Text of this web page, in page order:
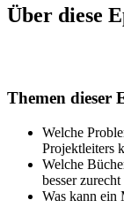
Über diese
Themen dieser
Welche
Projektleiters
Welche
besser
Was kann ein